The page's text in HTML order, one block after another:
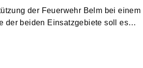
der Feuerwehr Belm bei
der beiden Einsatzgebiete soll es…